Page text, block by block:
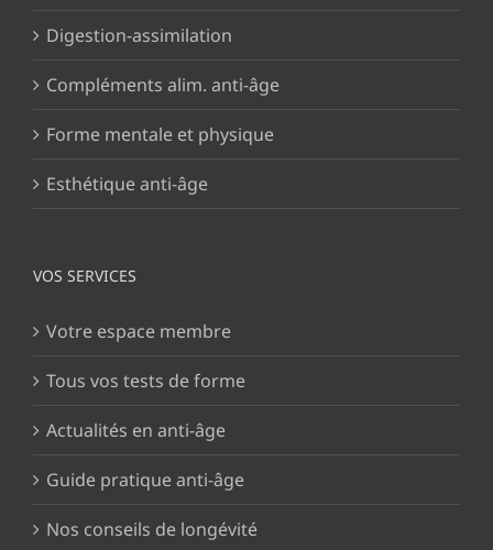
Digestion-assimilation
Compléments alim. anti-âge
Forme mentale et physique
Esthétique anti-âge
VOS SERVICES
Votre espace membre
Tous vos tests de forme
Actualités en anti-âge
Guide pratique anti-âge
Nos conseils de longévité